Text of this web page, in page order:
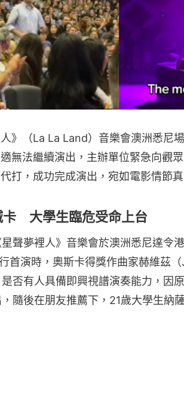
人》（La La Land）音樂會澳洲悉尼
無法繼續演出，主辦單位緊急向觀
打，成功完成演出，宛如電影情節真
卡 大學生臨危受命上台
聲夢裡人》音樂會於澳洲悉尼達令
首演時，奧斯卡得獎作曲家赫維茲
否有人具備即興視譜演奏能力，因
隨後在朋友推薦下，21歲大學生納